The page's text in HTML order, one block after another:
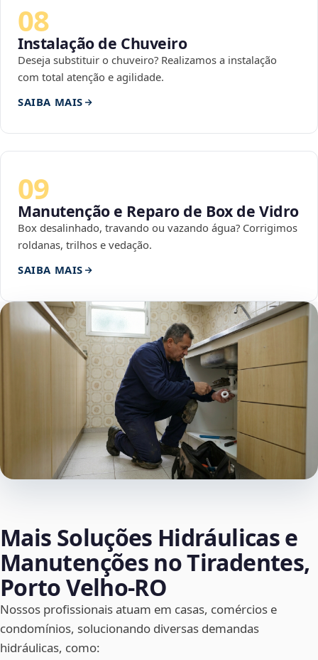
08
Instalação de Chuveiro
Deseja substituir o chuveiro? Realizamos a instalação
com total atenção e agilidade.
SAIBA MAIS
09
Manutenção e Reparo de Box de Vidro
Box desalinhado, travando ou vazando água? Corrigimos
roldanas, trilhos e vedação.
SAIBA MAIS
Mais Soluções Hidráulicas e
Manutenções no Tiradentes,
Porto Velho‑RO
Nossos profissionais atuam em casas, comércios e
condomínios, solucionando diversas demandas
hidráulicas, como: